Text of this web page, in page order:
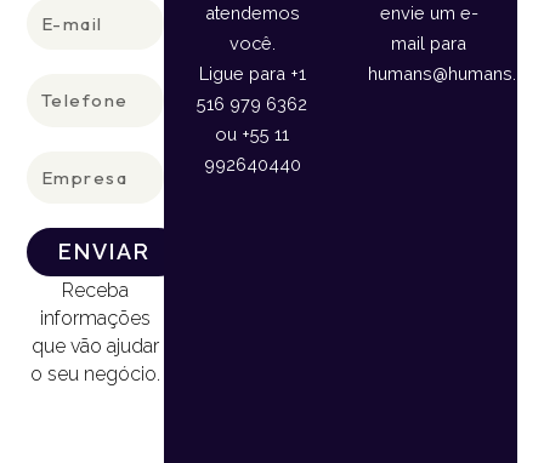
ENVIAR
Receba
informações
que vão ajudar
o seu negócio.
atendemos
você.
Ligue para +1
516 979 6362
ou +55 11
992640440
envie um e-
mail para